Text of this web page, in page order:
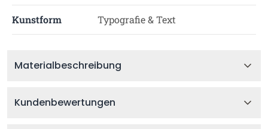
Kunstform Typografie & Text
Materialbeschreibung
Kundenbewertungen